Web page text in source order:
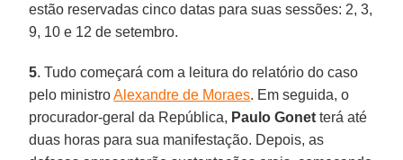
estão reservadas cinco datas para suas sessões: 2, 3,
9, 10 e 12 de setembro.
5. Tudo começará com a leitura do relatório do caso
pelo ministroAlexandre de Moraes. Em seguida, o
procurador-geral da República, Paulo Gonet terá até
duas horas para sua manifestação. Depois, as